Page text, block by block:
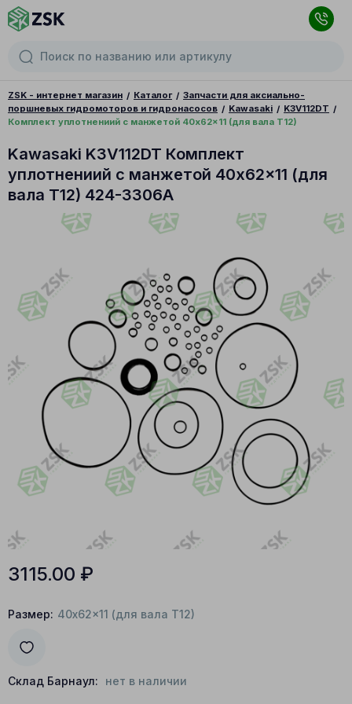
ZSK - интернет магазин Каталог
Запчасти для аксиально-
поршневых гидромоторов и гидронасосов
Kawasaki
K3V112DT
Комплект уплотнениий с манжетой 40x62x11 (для вала T12)
Kawasaki K3V112DT Комплект
уплотнениий с манжетой 40x62x11 (для
вала T12) 424-3306A
3115.00 ₽
Размер: 40x62x11 (для вала T12)
Склад Барнаул: нет в наличии